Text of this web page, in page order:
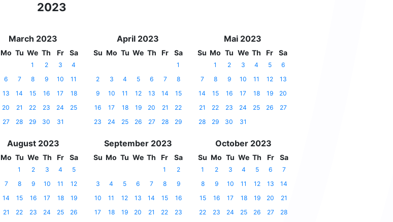
2023
March 2023
Mo Tu We Th Fr Sa
1 2 3
4
6 7 8 9 10
11
13 14 15 16 17
18
20 21 22 23 24
25
27 28 29 30 31
April 2023
Su Mo Tu We Th Fr Sa
1
2
3 4 5 6 7
8
9
10 11 12 13 14
15
16
17 18 19 20 21
22
23
24 25 26 27 28 29
Mai 2023
Su Mo Tu We Th Fr Sa
1 2 3 4 5
6
7
8 9 10 11 12
13
14
15 16 17 18 19
20
21
22 23 24 25 26
27
28
29 30 31
August 2023
Mo Tu We Th Fr Sa
1 2 3 4
5
7 8 9 10 11
12
14 15 16 17 18
19
21 22 23 24 25
26
September 2023
Su Mo Tu We Th Fr Sa
1
2
3
4 5 6 7 8
9
10
11 12 13 14 15
16
17
18 19 20 21 22
23
October 2023
Su Mo Tu We Th Fr Sa
1 2 3 4 5 6
7
8
9 10 11 12 13
14
15
16 17 18 19 20
21
22
23 24 25 26 27
28